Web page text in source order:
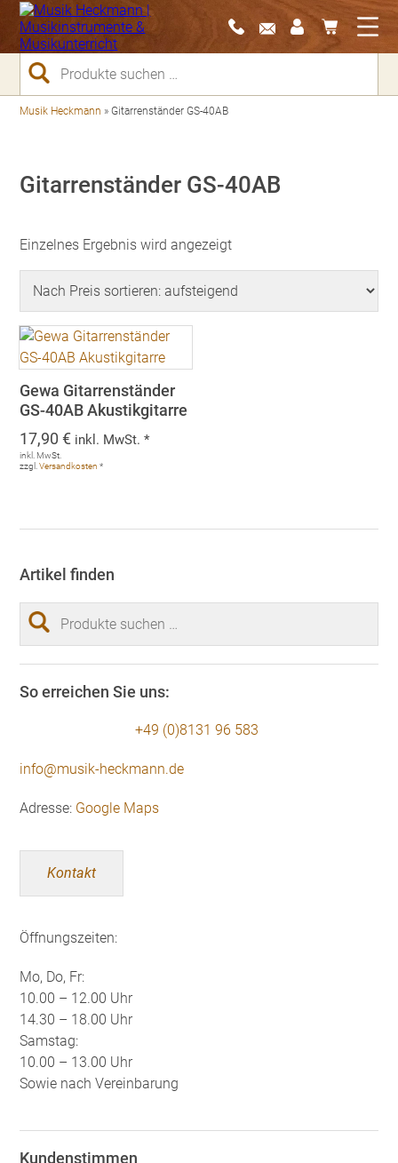
Suchen
nach:
Musik Heckmann »Gitarrenständer GS-40AB
Gitarrenständer GS-40AB
Einzelnes Ergebnis wird angezeigt
Gewa Gitarrenständer
GS-40AB Akustikgitarre
17,90€ inkl. MwSt. *
inkl. MwSt.
zzgl.Versandkosten *
Artikel finden
Suchen
nach:
So erreichen Sie uns:
+49 (0)8131 96 583
info@musik-heckmann.de
Adresse: Google Maps
Kontakt
Öffnungszeiten:
Mo, Do, Fr:
10.00 – 12.00 Uhr
14.30 – 18.00 Uhr
Samstag:
10.00 – 13.00 Uhr
Sowie nach Vereinbarung
Kundenstimmen